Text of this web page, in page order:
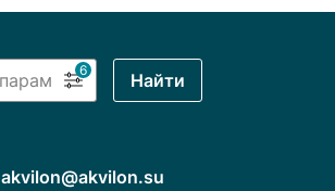
6 Найти
akvilon@akvilon.su